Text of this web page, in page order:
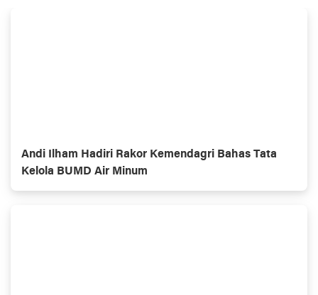
Andi Ilham Hadiri Rakor Kemendagri Bahas Tata
Kelola BUMD Air Minum